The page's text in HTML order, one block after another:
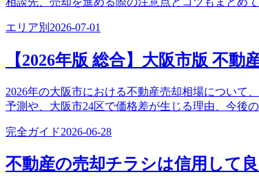
エリア別 2026-07-01
【2026年版 総合】大阪市版 不動
2026年の大阪市における不動産売却相場について
予測や、大阪市24区で価格差が生じる理由、今後
完全ガイド2026-06-28
不動産の売却チラシは信用して